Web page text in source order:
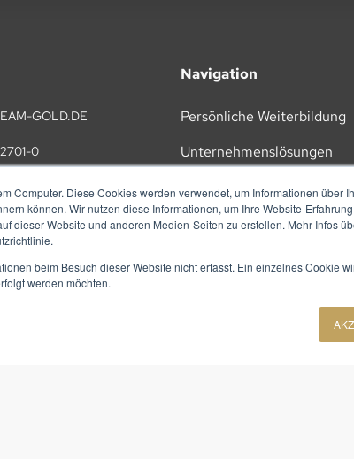
Computer. Diese Cookies werden verwendet, um Informationen über
können. Wir nutzen diese Informationen, um Ihre Website-
dieser Website und anderen Medien-Seiten zu erstellen. Mehr Infos
beim Besuch dieser Website nicht erfasst. Ein einzelnes Cookie
werden möchten.
GOLD.DE
0
Navigation
Persönliche Weiterbildung
Unternehmenslösungen
KI
Vorträge